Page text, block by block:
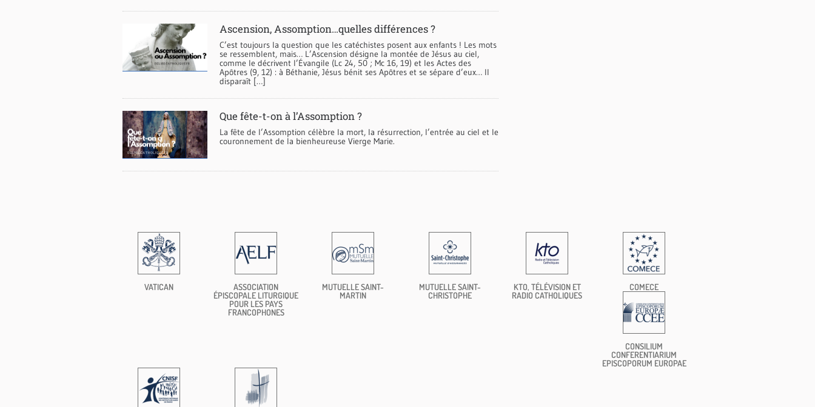
Ascension, Assomption…quelles différences ?
C’est toujours la question que les catéchistes posent aux enfants ! Les mots
se ressemblent, mais… L’Ascension désigne la montée de Jésus au ciel,
comme le décrivent l’Évangile (Lc 24, 50 ; Mc 16, 19) et les Actes des
Apôtres (9, 12) : à Béthanie, Jésus bénit ses Apôtres et se sépare d’eux… Il
disparaît […]
Que fête-t-on à l’Assomption ?
La fête de l’Assomption célèbre la mort, la résurrection, l’entrée au ciel et le
couronnement de la bienheureuse Vierge Marie.
VATICAN
ASSOCIATION
ÉPISCOPALE LITURGIQUE
POUR LES PAYS
FRANCOPHONES
MUTUELLE SAINT-
MARTIN
MUTUELLE SAINT-
CHRISTOPHE
KTO, TÉLÉVISION ET
RADIO CATHOLIQUES
COMECE
CONSILIUM
CONFERENTIARIUM
EPISCOPORUM EUROPAE